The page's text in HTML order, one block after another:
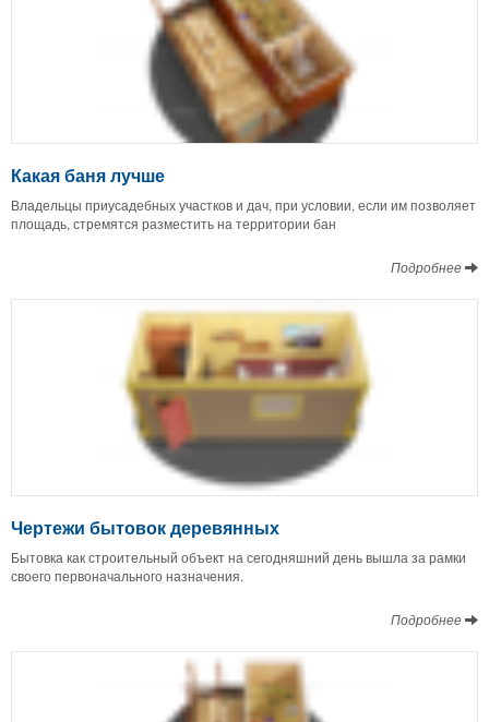
Какая баня лучше
Владельцы приусадебных участков и дач, при условии, если им позволяет
площадь, стремятся разместить на территории бан
Подробнее
Чертежи бытовок деревянных
Бытовка как строительный объект на сегодняшний день вышла за рамки
своего первоначального назначения.
Подробнее